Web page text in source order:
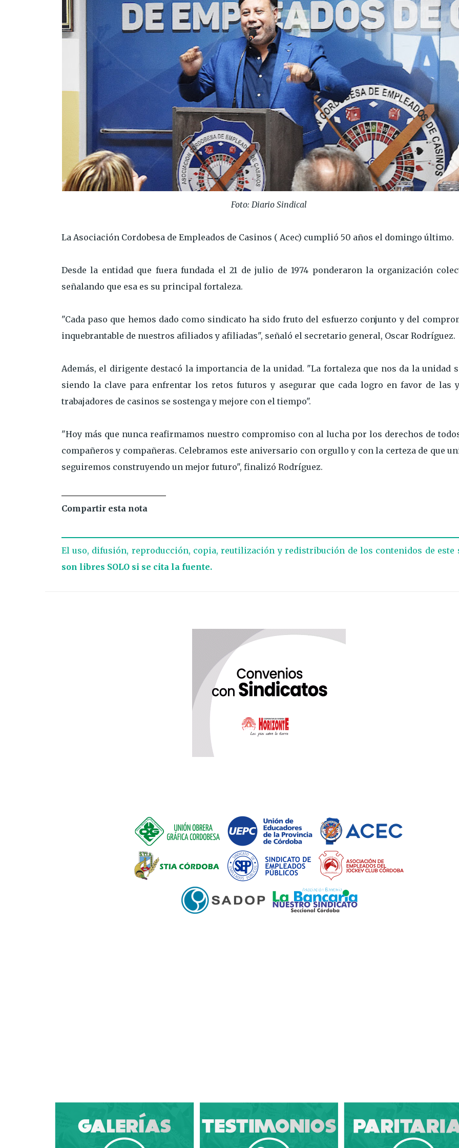
Foto: Diario Sindical
La Asociación Cordobesa de Empleados de Casinos ( Acec) cumplió 50 años el domingo último.
Desde la entidad que fuera fundada el 21 de julio de 1974 ponderaron la organización
señalando que esa es su principal fortaleza.
"Cada paso que hemos dado como sindicato ha sido fruto del esfuerzo conjunto y del
inquebrantable de nuestros afiliados y afiliadas", señaló el secretario general, Oscar Rodríguez.
Además, el dirigente destacó la importancia de la unidad. "La fortaleza que nos da la unidad
siendo la clave para enfrentar los retos futuros y asegurar que cada logro en favor de las
trabajadores de casinos se sostenga y mejore con el tiempo".
"Hoy más que nunca reafirmamos nuestro compromiso con al lucha por los derechos de
compañeros y compañeras. Celebramos este aniversario con orgullo y con la certeza de que
seguiremos construyendo un mejor futuro", finalizó Rodríguez.
Compartir esta nota
El uso, difusión, reproducción, copia, reutilización y redistribución de los contenidos de este
son libres SOLO si se cita la fuente.